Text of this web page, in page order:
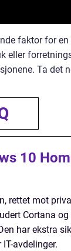
faktor for
eller
Ta det
10
rettet mot
Cortana
har ekstra
avdelinger.